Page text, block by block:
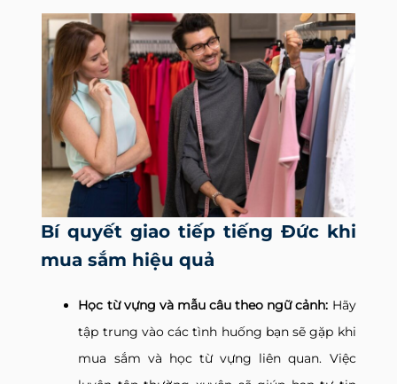
Bí quyết giao tiếp tiếng Đức khi
mua sắm hiệu quả
Học từ vựng và mẫu câu theo ngữ cảnh: Hãy
tập trung vào các tình huống bạn sẽ gặp khi
mua sắm và học từ vựng liên quan. Việc